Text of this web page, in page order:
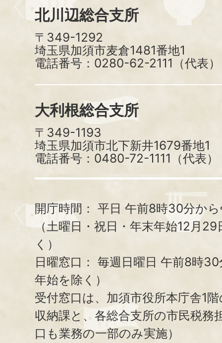
北川辺総合支所
〒349-1292
埼玉県加須市麦倉1481番地1
電話番号：0280-62-2111（代表）
大利根総合支所
〒349-1193
埼玉県加須市北下新井1679番地1
電話番号：0480-72-1111（代表）
開庁時間： 平日 午前8時30分か
（土曜日・祝日・年末年始12月
く）
日曜窓口： 毎週日曜日 午前8時
年始を除く）
受付窓口は、加須市役所本庁舎1
収納課と、 各総合支所の市民税務
口も業務の一部のみ実施）